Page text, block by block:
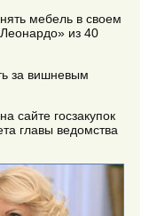
мебель в своем
из 40
за вишневым
сайте госзакупок
главы ведомства